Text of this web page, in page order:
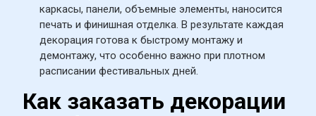
каркасы, панели, объемные элементы, наносится
печать и финишная отделка. В результате каждая
декорация готова к быстрому монтажу и
демонтажу, что особенно важно при плотном
расписании фестивальных дней.
Как заказать декорации